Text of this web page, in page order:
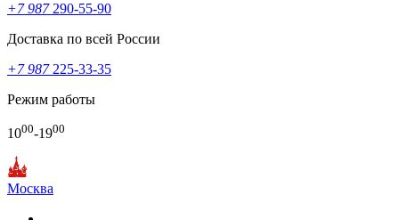
+7 987290-55-90
Доставка по всей России
+7 987225-33-35
Режим работы
1000-1900
Москва